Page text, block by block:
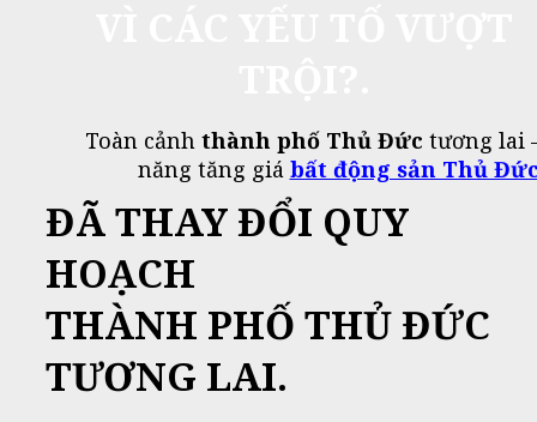
Toàn cảnh thành phố Thủ Đức tương lai
năng tăng giá bất động sản Thủ
ĐÃ THAY ĐỔI QUY
HOẠCH
THÀNH PHỐ THỦ ĐỨC
TƯƠNG LAI.